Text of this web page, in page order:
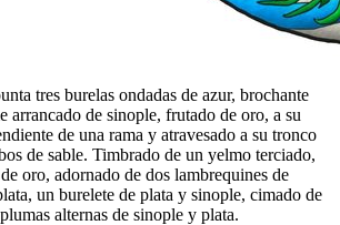
tres burelas ondadas de azur, brochante
arrancado de sinople, frutado de oro, a su
de una rama y atravesado a su tronco
de sable. Timbrado de un yelmo terciado,
oro, adornado de dos lambrequines de
un burelete de plata y sinople, cimado de
alternas de sinople y plata.